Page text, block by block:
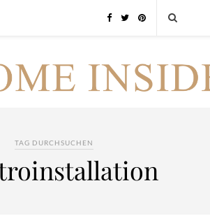
TAG DURCHSUCHEN